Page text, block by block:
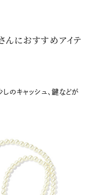
におすすめアイテ
のキャッシュ、鍵などが